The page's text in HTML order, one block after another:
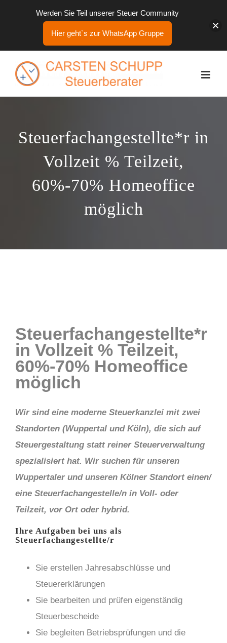
Inhalt
Steuerfachangestellte*r in
Vollzeit % Teilzeit,
60%-70% Homeoffice
möglich
Steuerfachangestellte*r
in Vollzeit % Teilzeit,
60%-70% Homeoffice
möglich
Wir sind eine moderne Steuerkanzlei mit zwei
Standorten (Wuppertal und Köln), die sich auf
Steuergestaltung statt reiner Steuerverwaltung
spezialisiert hat. Wir suchen für unseren
Wuppertaler und unseren Kölner Standort einen/
eine Steuerfachangestelle/n in Voll- oder
Teilzeit, vor Ort oder hybrid.
Ihre Aufgaben bei uns als
Steuerfachangestellte/r
Sie erstellen Jahresabschlüsse und
Steuererklärungen
Sie bearbeiten und prüfen eigenständig
Steuerbescheide
Sie begleiten Betriebsprüfungen und die
Werden Sie Teil unserer Steuer Community
Hier geht`s zur WhatsApp Gruppe